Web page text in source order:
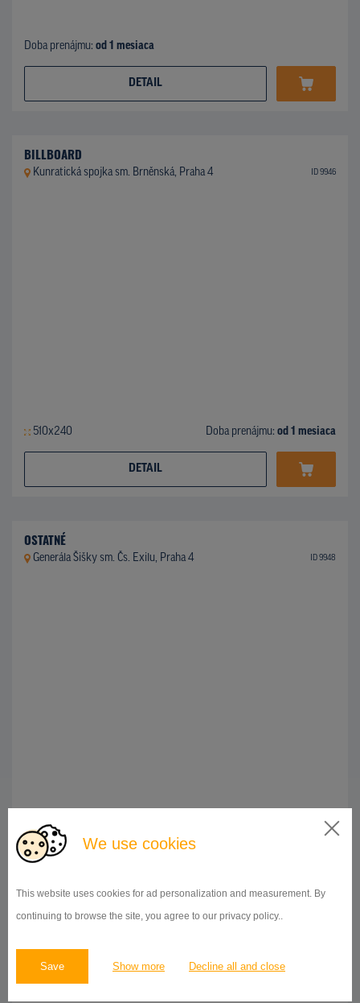
We use cookies
This website uses cookies for ad personalization and measurement. By
continuing to browse the site, you agree to our privacy policy..
Save Show more Decline all and close
Doba prenájmu: od 1 mesiaca
DETAIL
BILLBOARD
Kunratická spojka sm. Brněnská, Praha 4 ID 9946
510x240 Doba prenájmu: od 1 mesiaca
DETAIL
OSTATNÉ
Generála Šišky sm. Čs. Exilu, Praha 4 ID 9948
OSTATNÉ